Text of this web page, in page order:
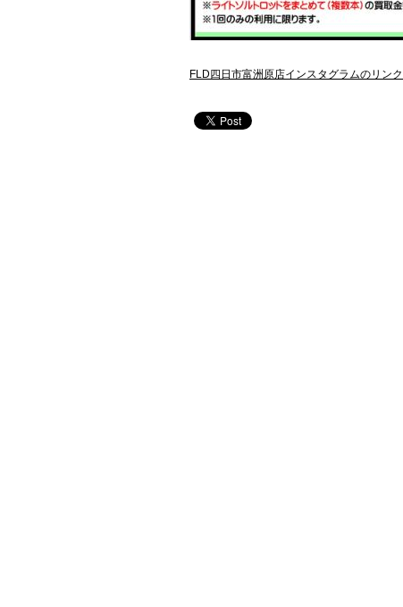
FLD四日市富洲原店インスタグラムのリン